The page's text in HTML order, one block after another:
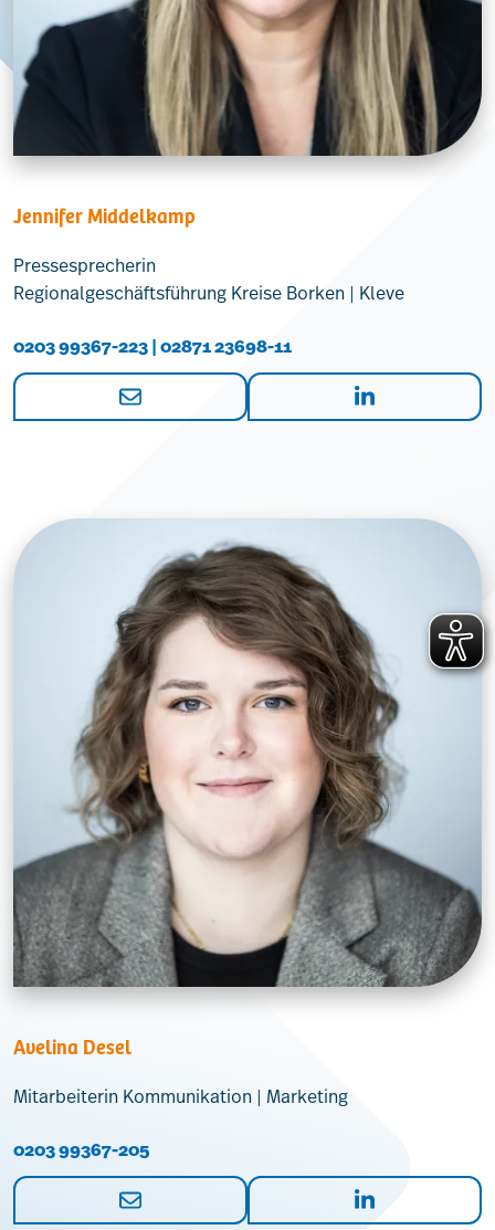
Jennifer Middelkamp
Pressesprecherin
Regionalgeschäftsführung Kreise Borken | Kleve
0203 99367-223 | 02871 23698-11
Avelina Desel
Mitarbeiterin Kommunikation | Marketing
0203 99367-205